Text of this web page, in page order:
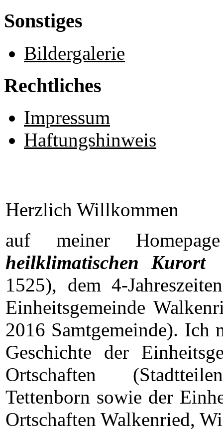
Sonstiges
Bildergalerie
Rechtliches
Impressum
Haftungshinweis
Herzlich Willkommen
auf meiner
heilklimatischen Kurort
1525), dem 4-
Einheitsgemeinde
2016 Samtgemeinde). Ich
Geschichte der
Ortschaften
Tettenborn sowie der
Ortschaften Walkenried,